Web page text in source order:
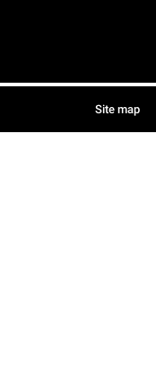
Site map